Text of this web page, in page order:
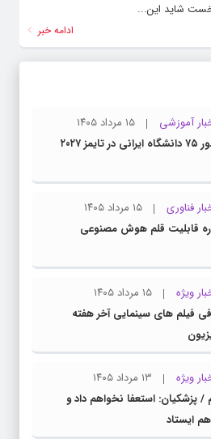
شاید این...
ادامه خبر
آموزشی
۱۵ مرداد ۱۴۰۵
۲۰۲۷
فناوری
۱۵ مرداد ۱۴۰۵
قابلیت قلم هوش مصنوعی
ویژه
۱۵ مرداد ۱۴۰۵
فیلم های سینمایی آخر هفته
ویژه
۱۳ مرداد ۱۴۰۵
/ پزشکیان: استعفا نخواهم داد و
ایستاد